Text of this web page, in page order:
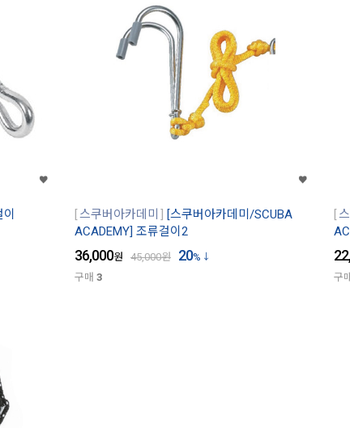
스쿠버아카데미
[스쿠버아카데미/SCUBA
ACADEMY] 조류걸이2
36,000원 45,000원 20%
구매 3
구